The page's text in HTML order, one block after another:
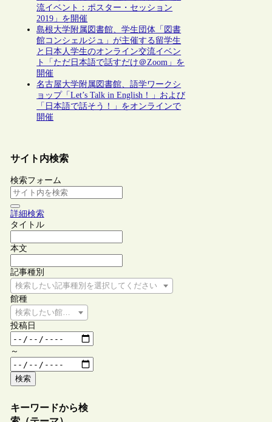
流イベント：ポスター・セッション
2019」を開催
島根大学附属図書館、学生団体「図書
館コンシェルジュ」が主催する留学生
と日本人学生のオンライン交流イベン
ト「ただ日本語で話すだけ＠Zoom」を
開催
名古屋大学附属図書館、語学ワークシ
ョップ「Let’s Talk in English！」および
「日本語で話そう！」をオンラインで
開催
サイト内検索
検索フォーム
詳細検索
タイトル
本文
記事種別
検索したい記事種別を選択してください
館種
検索したい館種を選択してください
投稿日
～
検索
キーワードから検